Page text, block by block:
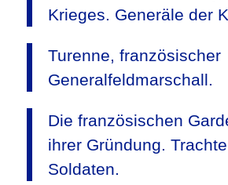
Krieges. Generäle der
Turenne, französischer
Generalfeldmarschall.
Die französischen
ihrer Gründung.
Soldaten.